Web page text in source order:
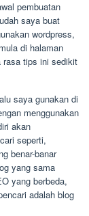
pembuatan
saya buat
wordpress,
di halaman
rasa tips ini sedikit
saya gunakan di
menggunakan
akan
seperti,
benar-banar
yang sama
yang berbeda,
adalah blog